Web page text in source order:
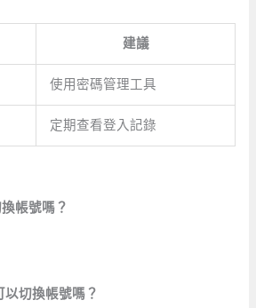
建議
使用密碼管理工具
定期查看登入記錄
帳號嗎？
切換帳號嗎？